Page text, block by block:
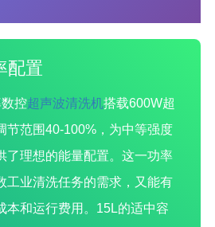
配置
控超声波清洗机搭载600W超
节范围40-100%，为中等强度
了理想的能量配置。这一功率
工业清洗任务的需求，又能有
本和运行费用。15L的适中容